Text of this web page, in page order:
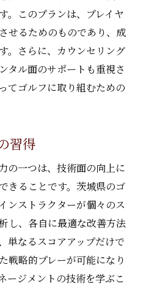
。このプランは、プレイヤ
せるためのものであり、成
。さらに、カウンセリング
タル面のサポートも重視さ
てゴルフに取り組むための
習得
の一つは、技術面の向上に
きることです。茨城県のゴ
ンストラクターが個々のス
し、各自に最適な改善方法
単なるスコアアップだけで
戦略的プレーが可能になり
ージメントの技術を学ぶこ